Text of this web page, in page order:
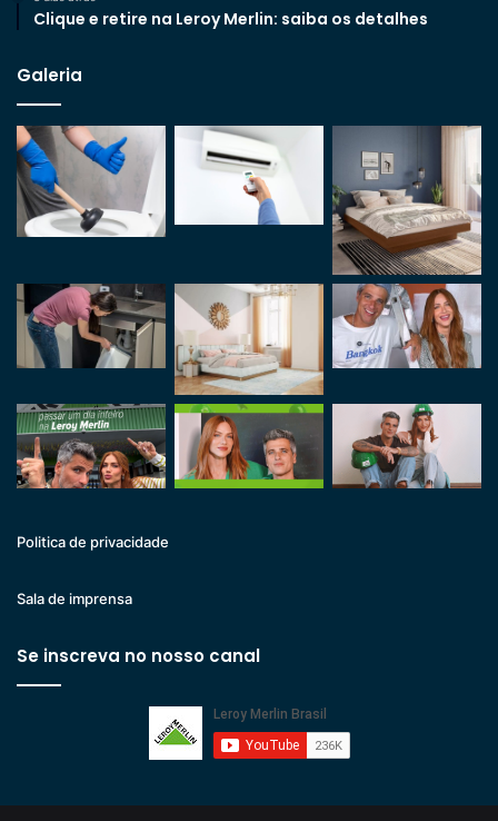
Clique e retire na Leroy Merlin: saiba os detalhes
Galeria
Politica de privacidade
Sala de imprensa
Se inscreva no nosso canal